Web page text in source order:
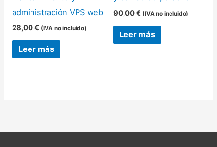
administración VPS web
28,00€ (IVA no incluido)
Leer más
90,00€ (IVA no incluido)
Leer más